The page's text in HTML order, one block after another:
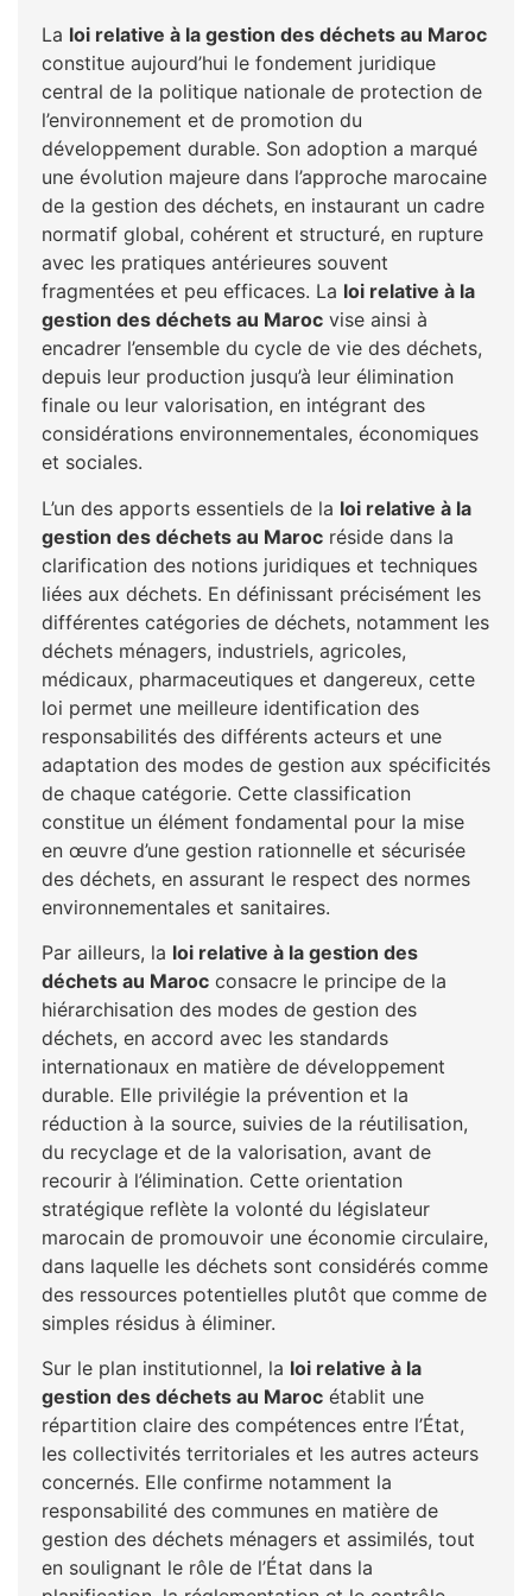
La loi relative à la gestion des déchets au Maroc
constitue aujourd’hui le fondement juridique
central de la politique nationale de protection de
l’environnement et de promotion du
développement durable. Son adoption a marqué
une évolution majeure dans l’approche marocaine
de la gestion des déchets, en instaurant un cadre
normatif global, cohérent et structuré, en rupture
avec les pratiques antérieures souvent
fragmentées et peu efficaces. La loi relative à la
gestion des déchets au Maroc vise ainsi à
encadrer l’ensemble du cycle de vie des déchets,
depuis leur production jusqu’à leur élimination
finale ou leur valorisation, en intégrant des
considérations environnementales, économiques
et sociales.
L’un des apports essentiels de la loi relative à la
gestion des déchets au Maroc réside dans la
clarification des notions juridiques et techniques
liées aux déchets. En définissant précisément les
différentes catégories de déchets, notamment les
déchets ménagers, industriels, agricoles,
médicaux, pharmaceutiques et dangereux, cette
loi permet une meilleure identification des
responsabilités des différents acteurs et une
adaptation des modes de gestion aux spécificités
de chaque catégorie. Cette classification
constitue un élément fondamental pour la mise
en œuvre d’une gestion rationnelle et sécurisée
des déchets, en assurant le respect des normes
environnementales et sanitaires.
Par ailleurs, la loi relative à la gestion des
déchets au Maroc consacre le principe de la
hiérarchisation des modes de gestion des
déchets, en accord avec les standards
internationaux en matière de développement
durable. Elle privilégie la prévention et la
réduction à la source, suivies de la réutilisation,
du recyclage et de la valorisation, avant de
recourir à l’élimination. Cette orientation
stratégique reflète la volonté du législateur
marocain de promouvoir une économie circulaire,
dans laquelle les déchets sont considérés comme
des ressources potentielles plutôt que comme de
simples résidus à éliminer.
Sur le plan institutionnel, la loi relative à la
gestion des déchets au Maroc établit une
répartition claire des compétences entre l’État,
les collectivités territoriales et les autres acteurs
concernés. Elle confirme notamment la
responsabilité des communes en matière de
gestion des déchets ménagers et assimilés, tout
en soulignant le rôle de l’État dans la